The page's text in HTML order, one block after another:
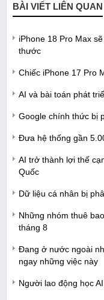
BÀI VIẾT LIÊN QUAN
iPhone 18 Pro Max
thước
Chiếc iPhone 17 Pro
AI và bài toán phát
Google chính thức bị
Đưa hệ thống gần
AI trở thành lợi thế
Quốc
Dữ liệu cá nhân bị
Những nhóm thuê
tháng 8
Đang ở nước ngoài
ngay những việc này
Người lao động học